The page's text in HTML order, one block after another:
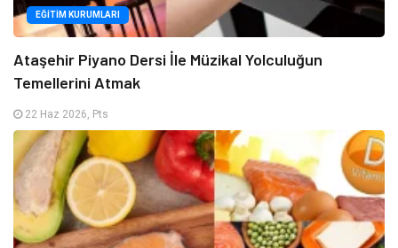
EĞITIM KURUMLARI
Ataşehir Piyano Dersi İle Müzikal Yolculuğun
Temellerini Atmak
22 Haz 2026, Pts